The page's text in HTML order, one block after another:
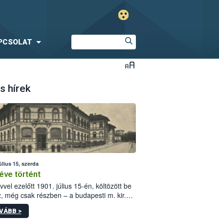
hírek
15, szerda
történt
ezelőtt 1901. július 15-én, költözött be
még csak részben – a budapesti m. kir.
állomás a Kis Rókus utca
alatti, Czigler Győző által tervezett új
>